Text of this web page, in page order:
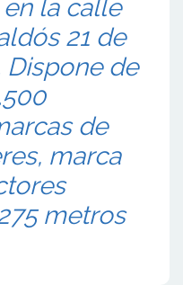
la calle
21 de
Dispone de
de
marca
metros